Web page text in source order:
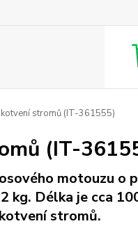
stromů (IT-361555)
(IT-
motouzu o
kg. Délka je cca
stromů.